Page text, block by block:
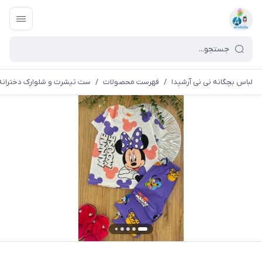
لباس بچگانه نی نی آرشیدا / فهرست محصولات / ست تیشرت و شلوارک دخترانه